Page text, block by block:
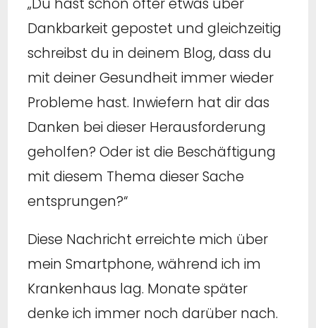
„Du hast schon öfter etwas über
Dankbarkeit gepostet und gleichzeitig
schreibst du in deinem Blog, dass du
mit deiner Gesundheit immer wieder
Probleme hast. Inwiefern hat dir das
Danken bei dieser Herausforderung
geholfen? Oder ist die Beschäftigung
mit diesem Thema dieser Sache
entsprungen?“
Diese Nachricht erreichte mich über
mein Smartphone, während ich im
Krankenhaus lag. Monate später
denke ich immer noch darüber nach.